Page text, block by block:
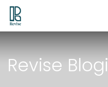
Hoppa till innehåll
Revise Blogi